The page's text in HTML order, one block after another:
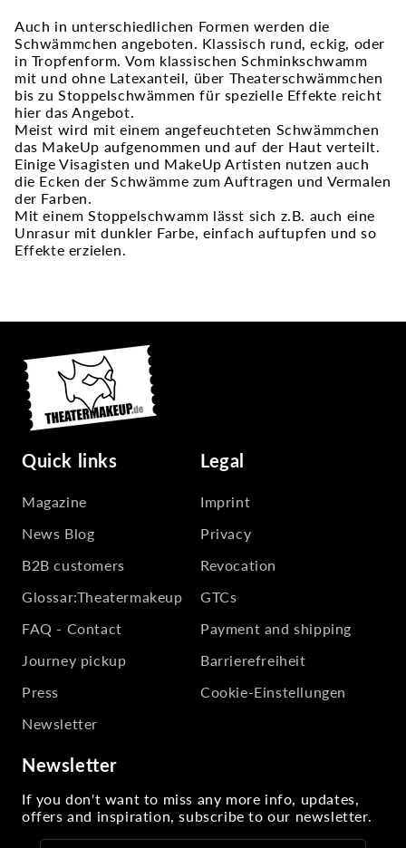
Auch in unterschiedlichen Formen werden die
Schwämmchen angeboten. Klassisch rund, eckig, oder
in Tropfenform. Vom klassischen Schminkschwamm
mit und ohne Latexanteil, über Theaterschwämmchen
bis zu Stoppelschwämmen für spezielle Effekte reicht
hier das Angebot.
Meist wird mit einem angefeuchteten Schwämmchen
das MakeUp aufgenommen und auf der Haut verteilt.
Einige Visagisten und MakeUp Artisten nutzen auch
die Ecken der Schwämme zum Auftragen und Vermalen
der Farben.
Mit einem Stoppelschwamm lässt sich z.B. auch eine
Unrasur mit dunkler Farbe, einfach auftupfen und so
Effekte erzielen.
Quick links
Magazine
News Blog
B2B customers
Glossar:Theatermakeup
FAQ - Contact
Journey pickup
Press
Newsletter
Legal
Imprint
Privacy
Revocation
GTCs
Payment and shipping
Barrierefreiheit
Cookie-Einstellungen
Newsletter
If you don't want to miss any more info, updates,
offers and inspiration, subscribe to our newsletter.